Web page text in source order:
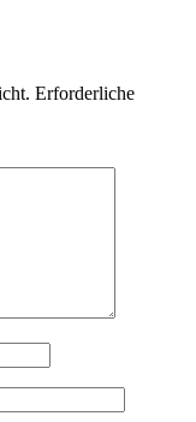
Erforderliche